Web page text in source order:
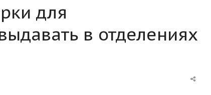
для
в отделениях
Share